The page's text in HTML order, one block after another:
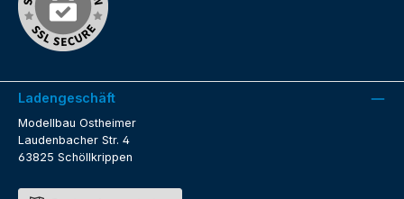
Ladengeschäft
Modellbau Ostheimer
Laudenbacher Str. 4
63825 Schöllkrippen